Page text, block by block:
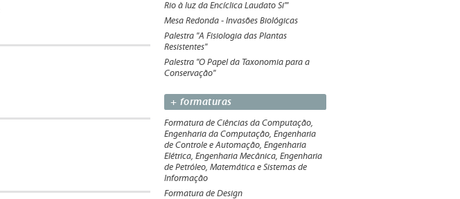
Rio à luz da Encíclica Laudato Si'"
Mesa Redonda - Invasões Biológicas
Palestra "A Fisiologia das Plantas
Resistentes"
Palestra "O Papel da Taxonomia para a
Conservação"
+ formaturas
Formatura de Ciências da Computação,
Engenharia da Computação, Engenharia
de Controle e Automação, Engenharia
Elétrica, Engenharia Mecânica, Engenharia
de Petróleo, Matemática e Sistemas de
Informação
Formatura de Design